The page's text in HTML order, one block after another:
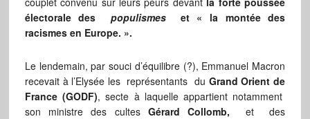
électorale des populismes
et « la montée des
racismes en Europe. ».
Le lendemain, par souci d’équilibre (?), Emmanuel Macron
recevait à l’Elysée les représentants du Grand Orient de
France (GODF), secte à laquelle appartient notamment
son ministre des cultesGérard Collomb,
et des